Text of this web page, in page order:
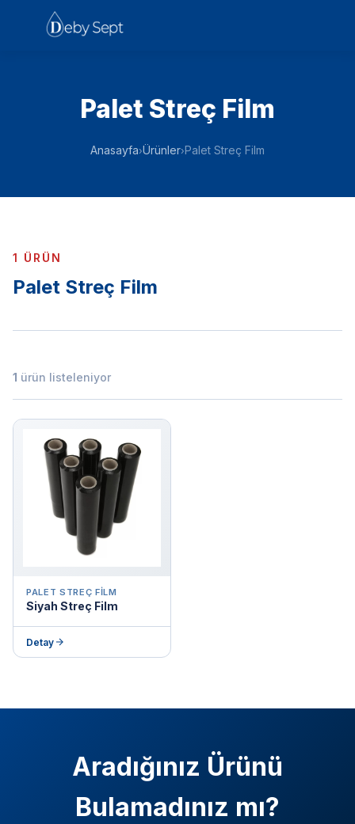
Palet Streç Film
Anasayfa›Ürünler›Palet Streç Film
1 ÜRÜN
Palet Streç Film
1 ürün listeleniyor
PALET STREÇ FILM
Siyah Streç Film
Detay
Aradığınız Ürünü
Bulamadınız mı?